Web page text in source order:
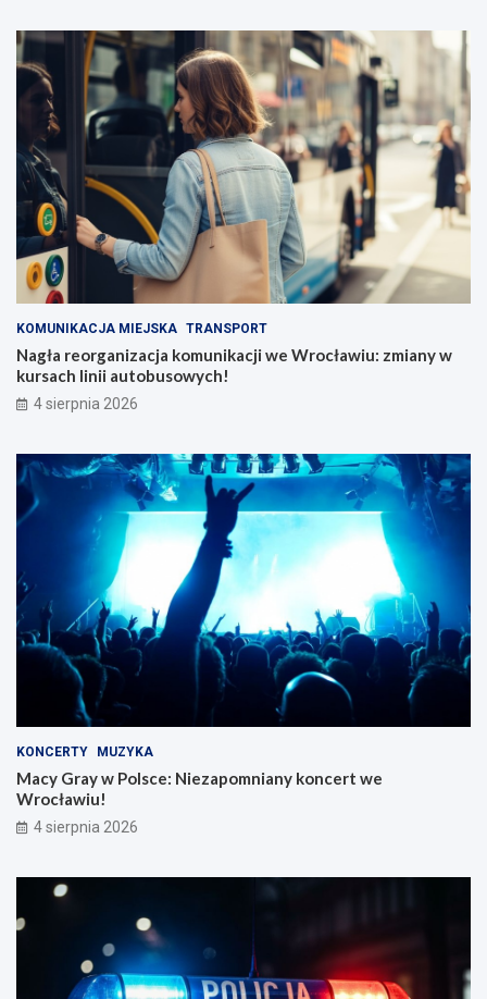
KOMUNIKACJA MIEJSKA TRANSPORT
Nagła reorganizacja komunikacji we Wrocławiu: zmiany w
kursach linii autobusowych!
4 sierpnia 2026
KONCERTY MUZYKA
Macy Gray w Polsce: Niezapomniany koncert we
Wrocławiu!
4 sierpnia 2026